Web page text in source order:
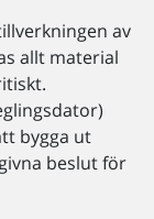
av
allt material
bygga ut
beslut för